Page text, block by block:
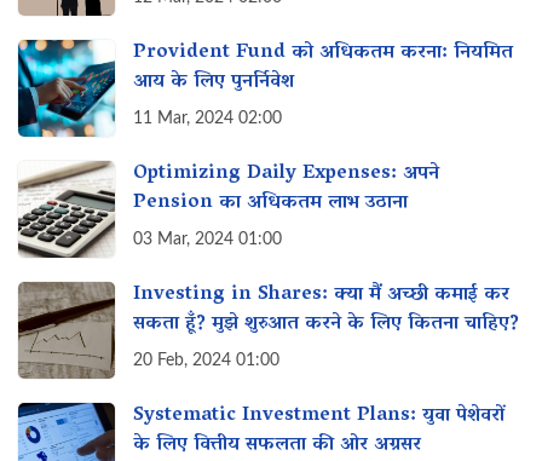
Provident Fund को अधिकतम करना: नियमित
आय के लिए पुनर्निवेश
11 Mar, 2024 02:00
Optimizing Daily Expenses: अपने
Pension का अधिकतम लाभ उठाना
03 Mar, 2024 01:00
Investing in Shares: क्या मैं अच्छी कमाई कर
सकता हूँ? मुझे शुरुआत करने के लिए कितना चाहिए?
20 Feb, 2024 01:00
Systematic Investment Plans: युवा पेशेवरों
के लिए वित्तीय सफलता की ओर अग्रसर